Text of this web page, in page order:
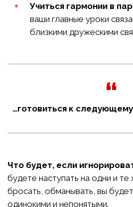
Учиться гармонии в
ваши главные уроки
близкими дружескими
…готовиться к
Что будет, если
будете наступать на одни и те
бросать, обманывать, вы
одинокими и непонятыми.